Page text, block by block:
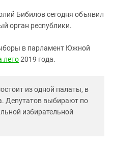
ЗА ПАЛЕСТИНУ
В ЧЕЧНЕ
И ПРОТЕСТЫ
Бибилов сегодня объявил
орган республики.
в парламент Южной
лето2019 года.
из одной палаты, в
Депутатов выбирают по
избирательной